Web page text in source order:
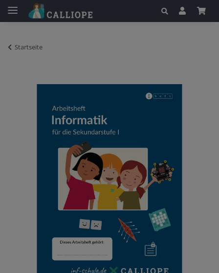
Startseite